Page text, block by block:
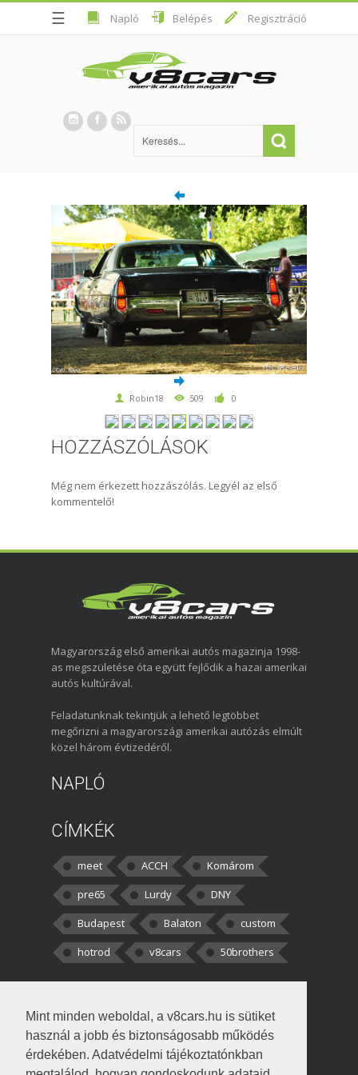
Mint minden weboldal, a v8cars.hu is sütiket
használ a jobb és biztonságosabb működés
érdekében. Adatvédelmi tájékoztatónkban
☰ Napló Belépés Regisztráció
Robin18 509 0
HOZZÁSZÓLÁSOK
Még nem érkezett hozzászólás. Legyél az első
kommentelő!
Magyarország első amerikai autós magazinja 1998-
as megszületése óta együtt fejlődik a hazai amerikai
autós kultúrával.
Feladatunknak tekintjük a lehető legtöbbet
megőrizni a magyarországi amerikai autózás elmúlt
közel három évtizedéről.
NAPLÓ
CÍMKÉK
meet ACCH
Komárom
pre65
Lurdy
DNY
Budapest
Balaton
custom
hotrod
v8cars 50brothers
kortisz:Elszúrtam! Én csak két
darabbaal számoltam. Nem tudtam, hogy fél autót,